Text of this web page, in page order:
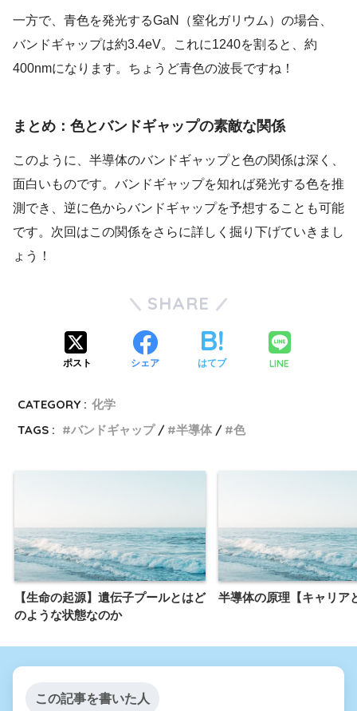
一方で、青色を発光するGaN（窒化ガリウム）の場合、
バンドギャップは約3.4eV。これに1240を割ると、約
400nmになります。ちょうど青色の波長ですね！
まとめ：色とバンドギャップの素敵な関係
このように、半導体のバンドギャップと色の関係は深く、
面白いものです。バンドギャップを知れば発光する色を推
測でき、逆に色からバンドギャップを予想することも可能
です。次回はこの関係をさらに詳しく掘り下げていきまし
ょう！
SHARE
ポスト シェア はてブ LINE
CATEGORY : 化学
TAGS :
バンドギャップ 半導体 色
【生命の起源】遺伝子プールとはど
のような状態なのか
半導体の原理【キャリア
この記事を書いた人